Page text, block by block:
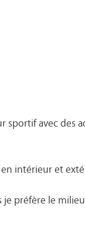
sportif avec des
intérieur et
préfère le